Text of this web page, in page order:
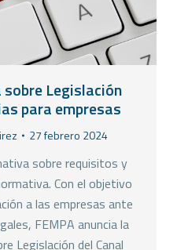
Legislación
para empresas
27 febrero 2024
sobre requisitos y
Con el objetivo
a las empresas ante
FEMPA anuncia la
Legislación del Canal